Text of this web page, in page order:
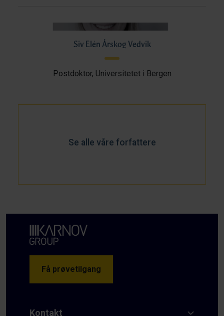
Siv Elén Årskog Vedvik
Postdoktor, Universitetet i Bergen
Se alle våre forfattere
Få prøvetilgang
Kontakt